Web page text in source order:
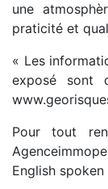
une
praticité et
« Les
exposé sont
Pour tout
English spoken